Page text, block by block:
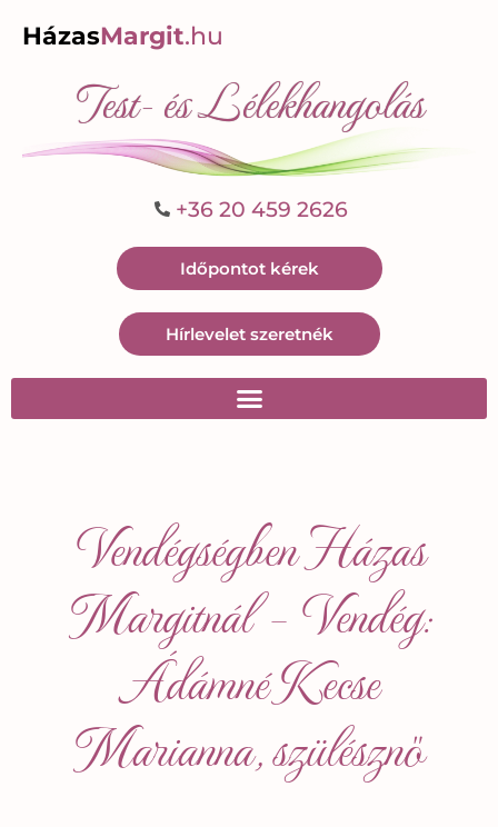
HázasMargit.hu
Test- és Lélekhangolás
+36 20 459 2626
Időpontot kérek
Hírlevelet szeretnék
Vendégségben Házas
Margitnál – Vendég:
Ádámné Kecse
Marianna, szülésznő